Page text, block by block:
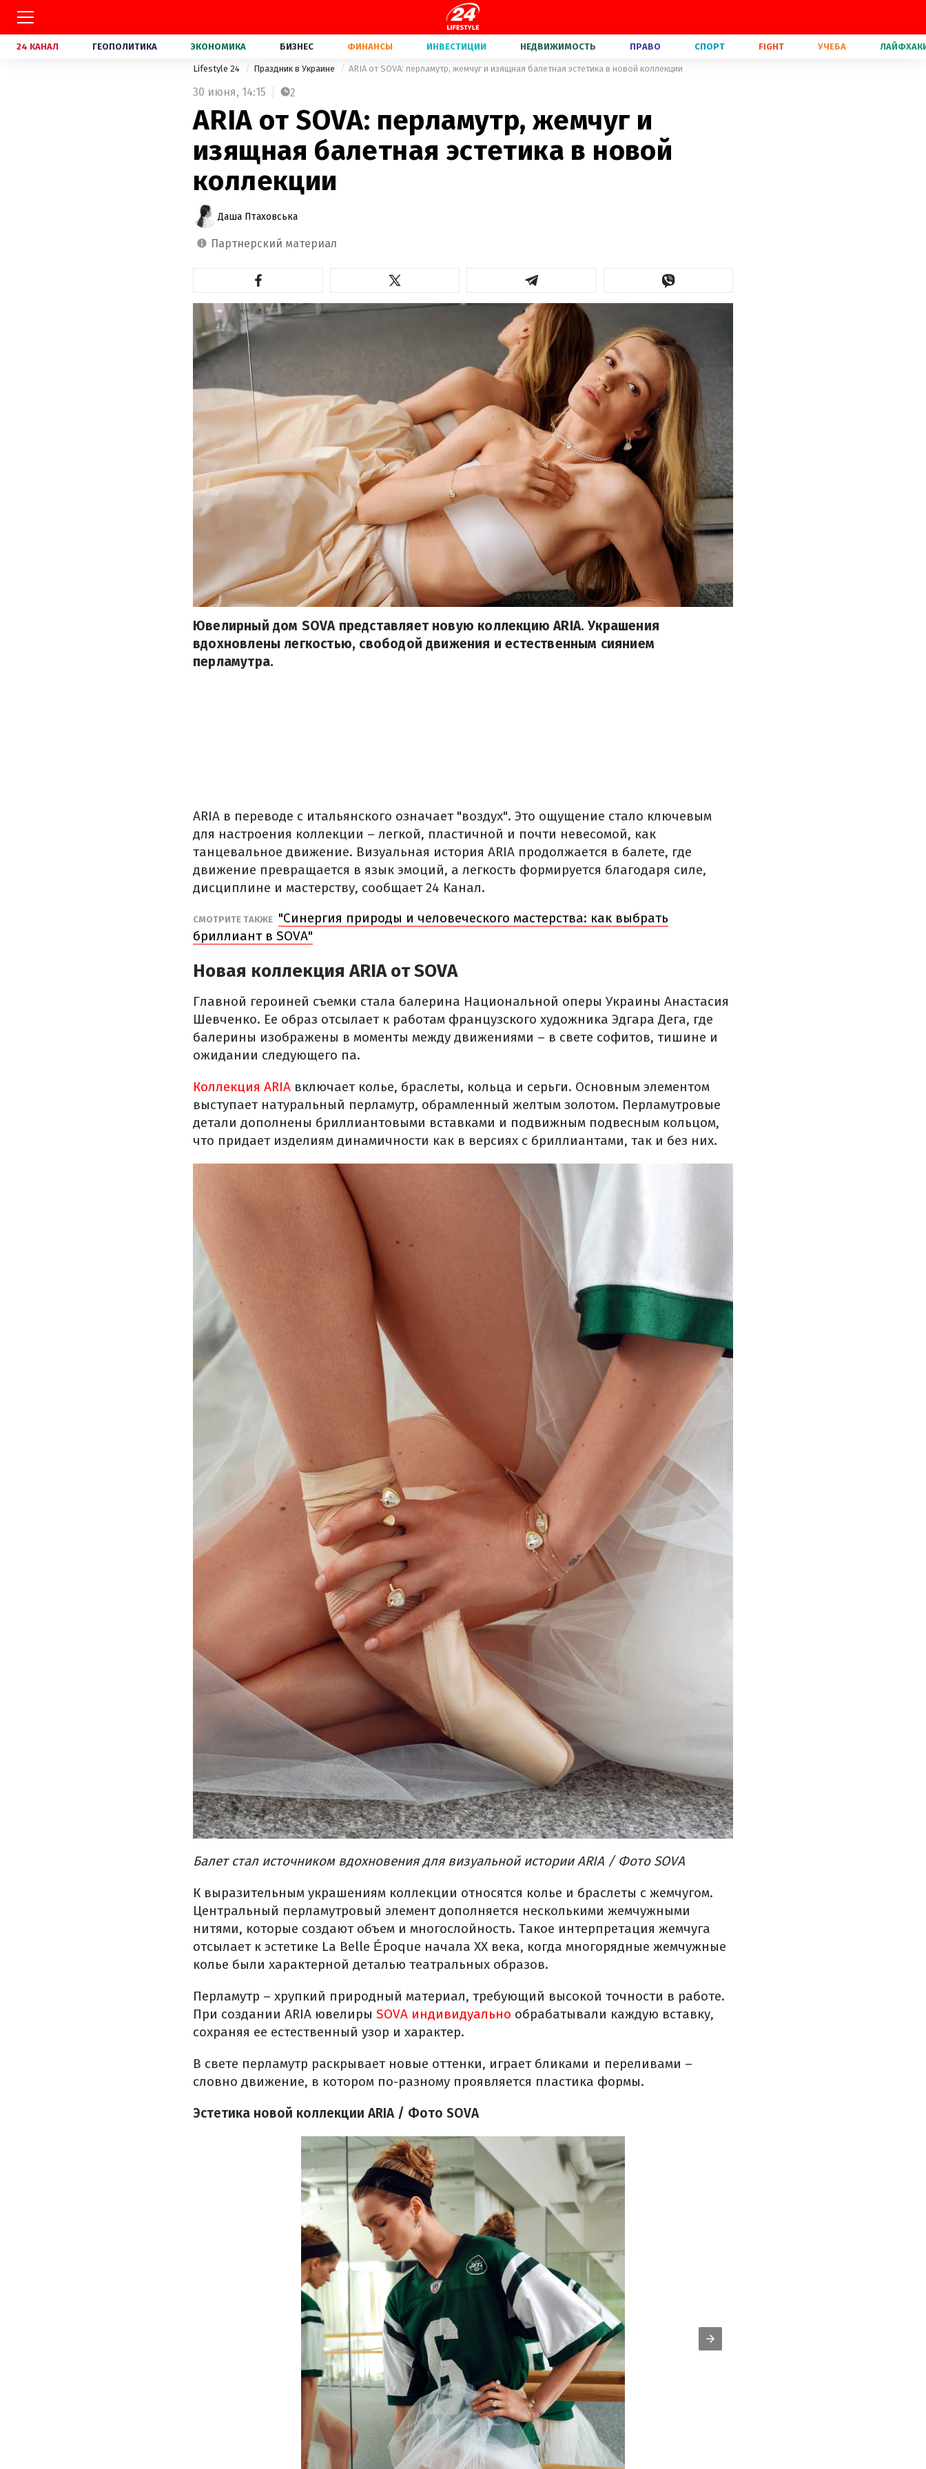
24 КАНАЛ ГЕОПОЛИТИКА ЭКОНОМИКА БИЗНЕС ФИНАНСЫ ИНВЕСТИЦИИ НЕДВИЖИМОСТЬ ПРАВО СПОРТ FIGHT УЧЕБА
Lifestyle 24 Праздник в Украине ARIA от SOVA: перламутр, жемчуг и изящная балетная эстетика в новой коллекции
30 июня, 14:15 2
ARIA от SOVA: перламутр, жемчуг и
изящная балетная эстетика в новой
коллекции
Даша Птаховська
партнерский материал
Ювелирный дом SOVA представляет новую коллекцию ARIA. Украшения
вдохновлены легкостью, свободой движения и естественным сиянием
перламутра.
ARIA в переводе с итальянского означает "воздух". Это ощущение стало ключевым
для настроения коллекции – легкой, пластичной и почти невесомой, как
танцевальное движение. Визуальная история ARIA продолжается в балете, где
движение превращается в язык эмоций, а легкость формируется благодаря силе,
дисциплине и мастерству, сообщает 24 Канал.
СМОТРИТЕ ТАКЖЕ "Синергия природы и человеческого мастерства: как выбрать
бриллиант в SOVA"
Новая коллекция ARIA от SOVA
Главной героиней съемки стала балерина Национальной оперы Украины Анастасия
Шевченко. Ее образ отсылает к работам французского художника Эдгара Дега, где
балерины изображены в моменты между движениями – в свете софитов, тишине и
ожидании следующего па.
Коллекция ARIA включает колье, браслеты, кольца и серьги. Основным элементом
выступает натуральный перламутр, обрамленный желтым золотом. Перламутровые
детали дополнены бриллиантовыми вставками и подвижным подвесным кольцом,
что придает изделиям динамичности как в версиях с бриллиантами, так и без них.
Балет стал источником вдохновения для визуальной истории ARIA / Фото SOVA
К выразительным украшениям коллекции относятся колье и браслеты с жемчугом.
Центральный перламутровый элемент дополняется несколькими жемчужными
нитями, которые создают объем и многослойность. Такое интерпретация жемчуга
отсылает к эстетике La Belle Époque начала ХХ века, когда многорядные жемчужные
колье были характерной деталью театральных образов.
Перламутр – хрупкий природный материал, требующий высокой точности в работе.
При создании ARIA ювелиры SOVA индивидуально обрабатывали каждую вставку,
сохраняя ее естественный узор и характер.
В свете перламутр раскрывает новые оттенки, играет бликами и переливами –
словно движение, в котором по-разному проявляется пластика формы.
Эстетика новой коллекции ARIA / Фото SOVA